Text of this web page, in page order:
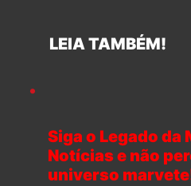
LEIA TAMBÉM!
Siga o Legado da
Notícias e não
universo